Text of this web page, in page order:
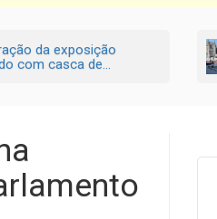
da exposição
com casca de...